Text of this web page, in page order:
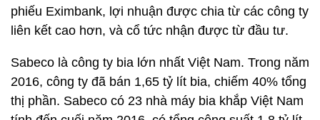
phiếu Eximbank, lợi nhuận được chia từ các công ty
liên kết cao hơn, và cổ tức nhận được từ đầu tư.
Sabeco là công ty bia lớn nhất Việt Nam. Trong năm
2016, công ty đã bán 1,65 tỷ lít bia, chiếm 40% tổng
thị phần. Sabeco có 23 nhà máy bia khắp Việt Nam